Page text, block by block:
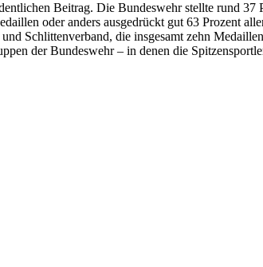
Beitrag. Die Bundeswehr stellte rund 37
oder anders ausgedrückt gut 63 Prozent
Schlittenverband, die insgesamt zehn
der Bundeswehr – in denen die